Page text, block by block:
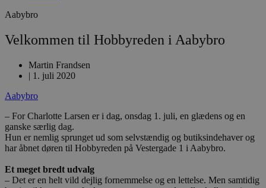
Aabybro
Velkommen til Hobbyreden i Aabybro
Martin Frandsen
| 1. juli 2020
Aabybro
– For Charlotte Larsen er i dag, onsdag 1. juli, en glædens og en
ganske særlig dag.
Hun er nemlig sprunget ud som selvstændig og butiksindehaver og
har åbnet døren til Hobbyreden på Vestergade 1 i Aabybro.
Et meget bredt udvalg
– Det er en helt vild dejlig fornemmelse og en lettelse. Men samtidig